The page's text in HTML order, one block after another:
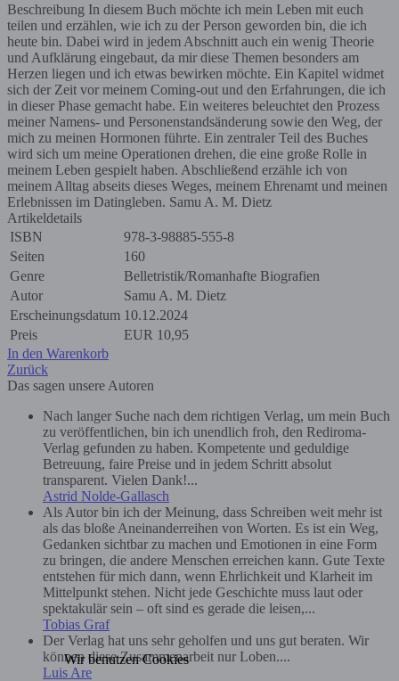
Beschreibung In diesem Buch möchte ich mein Leben mit euch
teilen und erzählen, wie ich zu der Person geworden bin, die ich
heute bin. Dabei wird in jedem Abschnitt auch ein wenig Theorie
und Aufklärung eingebaut, da mir diese Themen besonders am
Herzen liegen und ich etwas bewirken möchte. Ein Kapitel widmet
sich der Zeit vor meinem Coming-out und den Erfahrungen, die ich
in dieser Phase gemacht habe. Ein weiteres beleuchtet den Prozess
meiner Namens- und Personenstandsänderung sowie den Weg, der
mich zu meinen Hormonen führte. Ein zentraler Teil des Buches
wird sich um meine Operationen drehen, die eine große Rolle in
meinem Leben gespielt haben. Abschließend erzähle ich von
meinem Alltag abseits dieses Weges, meinem Ehrenamt und meinen
Erlebnissen im Datingleben. Samu A. M. Dietz
Artikeldetails
ISBN
978-3-98885-555-8
Seiten
160
Genre
Belletristik/Romanhafte Biografien
Autor
Samu A. M. Dietz
Erscheinungsdatum 10.12.2024
Preis
EUR 10,95
In den Warenkorb
Zurück
Das sagen unsere Autoren
Nach langer Suche nach dem richtigen Verlag, um mein Buch
zu veröffentlichen, bin ich unendlich froh, den Rediroma-
Verlag gefunden zu haben. Kompetente und geduldige
Betreuung, faire Preise und in jedem Schritt absolut
transparent. Vielen Dank!...
Astrid Nolde-Gallasch
Als Autor bin ich der Meinung, dass Schreiben weit mehr ist
als das bloße Aneinanderreihen von Worten. Es ist ein Weg,
Gedanken sichtbar zu machen und Emotionen in eine Form
zu bringen, die andere Menschen erreichen kann. Gute Texte
entstehen für mich dann, wenn Ehrlichkeit und Klarheit im
Mittelpunkt stehen. Nicht jede Geschichte muss laut oder
spektakulär sein – oft sind es gerade die leisen,...
Tobias Graf
Der Verlag hat uns sehr geholfen und uns gut beraten. Wir
können diese Zusammenarbeit nur Loben....
Luis Are
Wir benutzen Cookies